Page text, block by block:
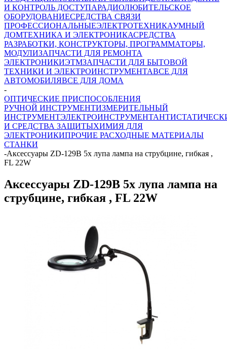
И КОНТРОЛЬ ДОСТУПАРАДИОЛЮБИТЕЛЬСКОЕ
ОБОРУДОВАНИЕСРЕДСТВА СВЯЗИ
ПРОФЕССИОНАЛЬНЫЕЭЛЕКТРОТЕХНИКАУМНЫЙ
ДОМТЕХНИКА И ЭЛЕКТРОНИКАСРЕДСТВА
РАЗРАБОТКИ, КОНСТРУКТОРЫ, ПРОГРАММАТОРЫ,
МОДУЛИЗАПЧАСТИ ДЛЯ РЕМОНТА
ЭЛЕКТРОНИКИЭТМЗАПЧАСТИ ДЛЯ БЫТОВОЙ
ТЕХНИКИ И ЭЛЕКТРОИНСТРУМЕНТАВСЕ ДЛЯ
АВТОМОБИЛЯВСЕ ДЛЯ ДОМА
-
ОПТИЧЕСКИЕ ПРИСПОСОБЛЕНИЯ
РУЧНОЙ ИНСТРУМЕНТИЗМЕРИТЕЛЬНЫЙ
ИНСТРУМЕНТЭЛЕКТРОИНСТРУМЕНТ
И СРЕДСТВА ЗАЩИТЫХИМИЯ ДЛЯ
ЭЛЕКТРОНИКИПРОЧИЕ РАСХОДНЫЕ МАТЕРИАЛЫ
СТАНКИ
-Аксессуары ZD-129B 5x лупа лампа на струбцине, гибкая ,
FL 22W
Аксессуары ZD-129B 5x лупа лампа на
струбцине, гибкая , FL 22W